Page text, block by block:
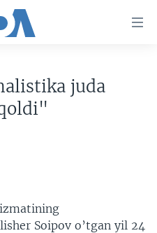
juda
Soipov o’tgan yil 24